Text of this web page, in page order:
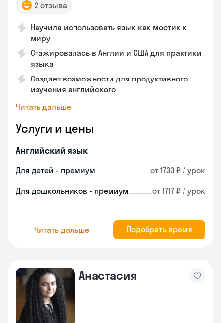
2 отзыва
Научила использовать язык как мостик к
миру
Стажировалась в Англии и США для практики
языка
Создает возможности для продуктивного
изучения английского
Читать дальше
Услуги и цены
Английский язык
Для детей - премиум от 1733 ₽ / урок
Для дошкольников - премиум от 1717 ₽ / урок
Читать дальше Подобрать время
Анастасия